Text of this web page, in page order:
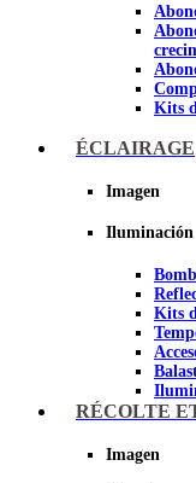
Kits
Imagen
ÉCLAIRAGE
Imagen
Iluminación
Kits
RÉCOLTE
Imagen